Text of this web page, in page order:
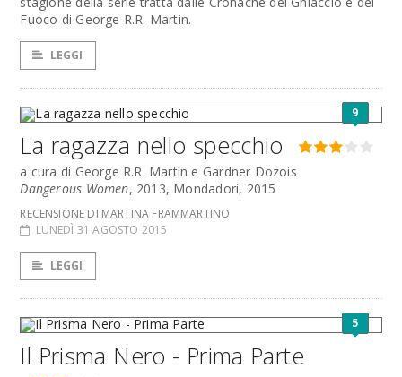
Fuoco di George R.R. Martin.
LEGGI
9
La ragazza nello specchio
a cura di George R.R. Martin e Gardner Dozois
Dangerous Women, 2013, Mondadori, 2015
RECENSIONE DI MARTINA FRAMMARTINO
LUNEDÌ 31 AGOSTO 2015
LEGGI
5
Il Prisma Nero - Prima Parte